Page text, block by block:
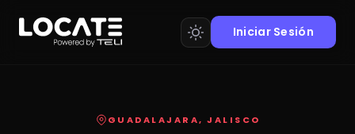
Iniciar Sesión
GUADALAJARA, JALISCO